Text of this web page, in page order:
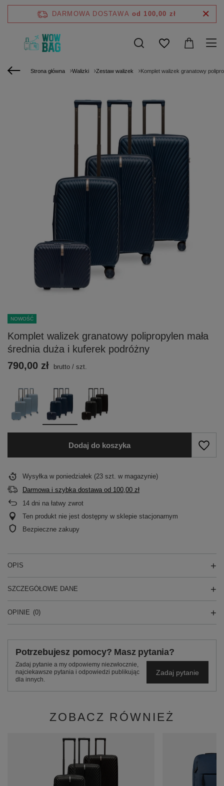
DARMOWA DOSTAWA od 100,00 zł
Strona główna Walizki Zestaw walizek Komplet walizek granatowy
NOWOŚĆ
Komplet walizek granatowy polipropylen mała
średnia duża i kuferek podróżny
790,00 zł
brutto / szt.
Dodaj do koszyka
Wysyłka w poniedziałek (23 szt. w magazynie)
Darmowa i szybka dostawa od 100,00 zł
14 dni na łatwy zwrot
Ten produkt nie jest dostępny w sklepie stacjonarnym
Bezpieczne zakupy
OPIS
SZCZEGÓŁOWE DANE
OPINIE (0)
Potrzebujesz pomocy? Masz pytania?
Zadaj pytanie a my odpowiemy niezwłocznie,
najciekawsze pytania i odpowiedzi publikując
dla innych.
Zadaj pytanie
ZOBACZ RÓWNIEŻ